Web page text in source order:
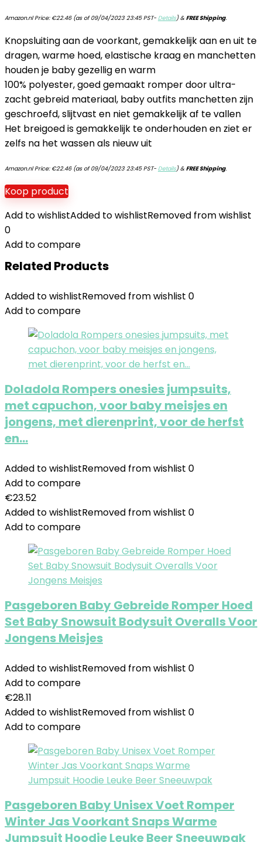
Amazon.nl Price: €22.46(as of 09/04/2023 23:45 PST- Details)&FREE Shipping.
Knopsluiting aan de voorkant, gemakkelijk aan en uit te
dragen, warme hoed, elastische kraag en manchetten
houden je baby gezellig en warm
100% polyester, goed gemaakt romper door ultra-
zacht gebreid materiaal, baby outfits manchetten zijn
geschroefd, slijtvast en niet gemakkelijk af te vallen
Het breigoed is gemakkelijk te onderhouden en ziet er
zelfs na het wassen als nieuw uit
Amazon.nl Price: €22.46(as of 09/04/2023 23:45 PST- Details)&FREE Shipping.
Koop product
Add to wishlistAdded to wishlistRemoved from wishlist
0
Add to compare
Related Products
Added to wishlistRemoved from wishlist 0
Add to compare
Doladola Rompers onesies jumpsuits,
met capuchon, voor baby meisjes en
jongens, met dierenprint, voor de herfst
en…
Added to wishlistRemoved from wishlist 0
Add to compare
€23.52
Added to wishlistRemoved from wishlist 0
Add to compare
Pasgeboren Baby Gebreide Romper Hoed
Set Baby Snowsuit Bodysuit Overalls Voor
Jongens Meisjes
Added to wishlistRemoved from wishlist 0
Add to compare
€28.11
Added to wishlistRemoved from wishlist 0
Add to compare
Pasgeboren Baby Unisex Voet Romper
Winter Jas Voorkant Snaps Warme
Jumpsuit Hoodie Leuke Beer Sneeuwpak